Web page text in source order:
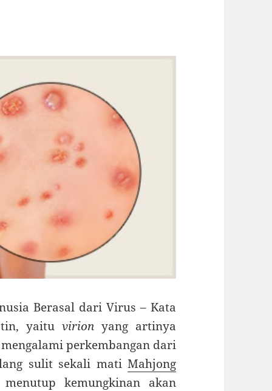
Berasal dari Virus – Kata
yaitu virion yang artinya
perkembangan dari
sulit sekali mati Mahjong
kemungkinan akan